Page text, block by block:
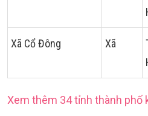
Xã Cổ Đông Xã
Xem thêm 34 tỉnh thành phố